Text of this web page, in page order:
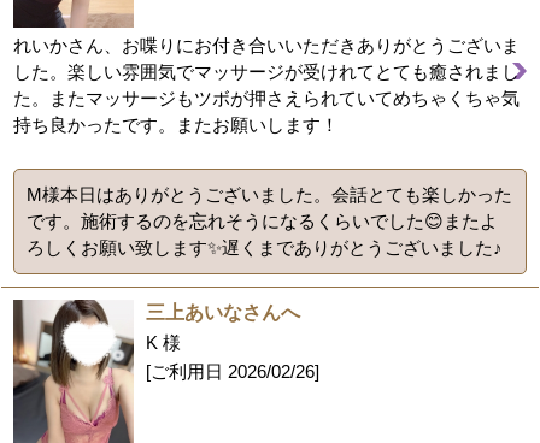
れいかさん、お喋りにお付き合いいただきありがとうございま
した。楽しい雰囲気でマッサージが受けれてとても癒されまし
た。またマッサージもツボが押さえられていてめちゃくちゃ気
持ち良かったです。またお願いします！
M様本日はありがとうございました。会話とても楽しかった
です。施術するのを忘れそうになるくらいでした😊またよ
ろしくお願い致します✨遅くまでありがとうございました♪
三上あいなさんへ
K 様
[ご利用日 2026/02/26]